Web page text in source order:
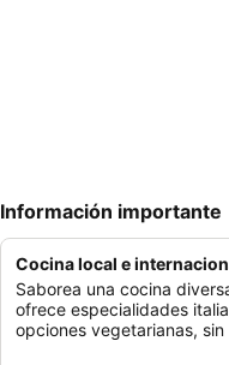
Información importante
Cocina local e
Saborea una cocina
ofrece especialidades
opciones vegetarianas,